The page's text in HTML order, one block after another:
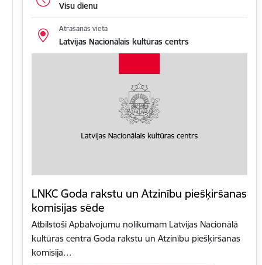
Visu dienu
Atrašanās vieta
Latvijas Nacionālais kultūras centrs
LNKC Goda rakstu un Atzinību piešķiršanas
komisijas sēde
Atbilstoši Apbalvojumu nolikumam Latvijas Nacionālā
kultūras centra Goda rakstu un Atzinību piešķiršanas
komisija…